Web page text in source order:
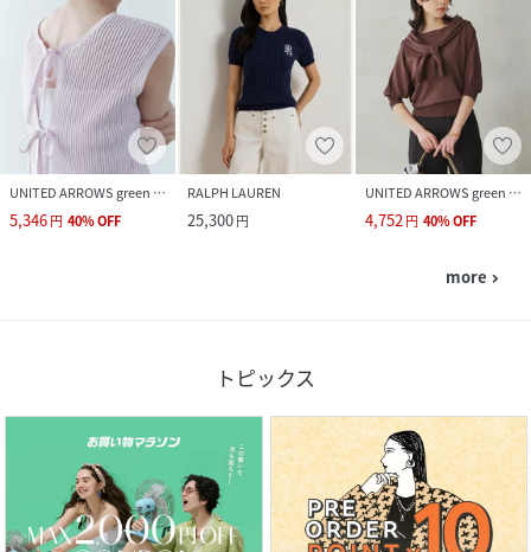
UNITED ARROWS green label relaxing
5,346円 40%OFF
RALPH LAUREN
25,300円
UNITED ARROWS green label relaxing
4,752 円 40%OFF
more navigate_next
トピックス